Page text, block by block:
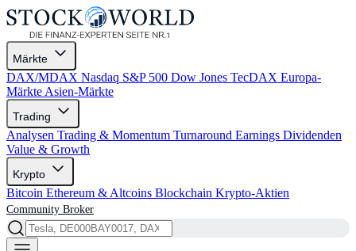
Märkte
DAX/MDAX Nasdaq S&P 500 Dow Jones TecDAX Europa-
Märkte Asien-Märkte
Trading
Analysen Trading & Momentum Turnaround Earnings Dividenden
Value & Growth
Krypto
Bitcoin Ethereum & Altcoins Blockchain Krypto-Aktien
Community Broker